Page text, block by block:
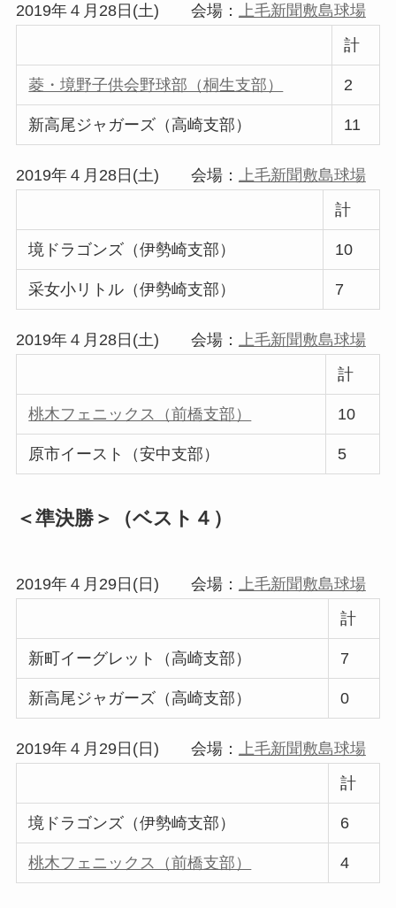
2019年４月28日(土) 会場：
上毛新聞敷島球場
計
菱・境野子供会野球部（桐生支部） 2
新高尾ジャガーズ（高崎支部） 11
2019年４月28日(土) 会場：
上毛新聞敷島球場
計
境ドラゴンズ（伊勢崎支部） 10
采女小リトル（伊勢崎支部） 7
2019年４月28日(土) 会場：
上毛新聞敷島球場
計
桃木フェニックス（前橋支部） 10
原市イースト（安中支部） 5
＜準決勝＞（ベスト４）
2019年４月29日(日) 会場： 上毛新聞敷島球場
計
新町イーグレット（高崎支部） 7
新高尾ジャガーズ（高崎支部） 0
2019年４月29日(日) 会場： 上毛新聞敷島球場
計
境ドラゴンズ（伊勢崎支部） 6
桃木フェニックス（前橋支部） 4